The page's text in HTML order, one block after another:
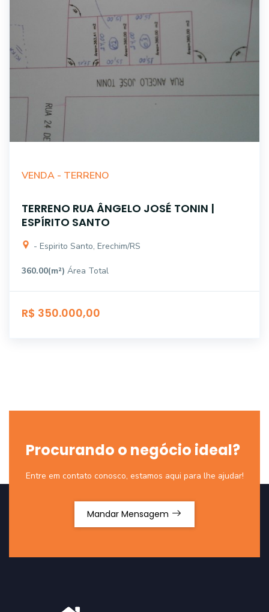
VENDA - TERRENO
TERRENO RUA ÂNGELO JOSÉ TONIN |
ESPÍRITO SANTO
- Espirito Santo, Erechim/RS
360.00(m²) Área Total
R$ 350.000,00
Procurando o negócio ideal?
Entre em contato conosco, estamos aqui para lhe ajudar!
Mandar Mensagem